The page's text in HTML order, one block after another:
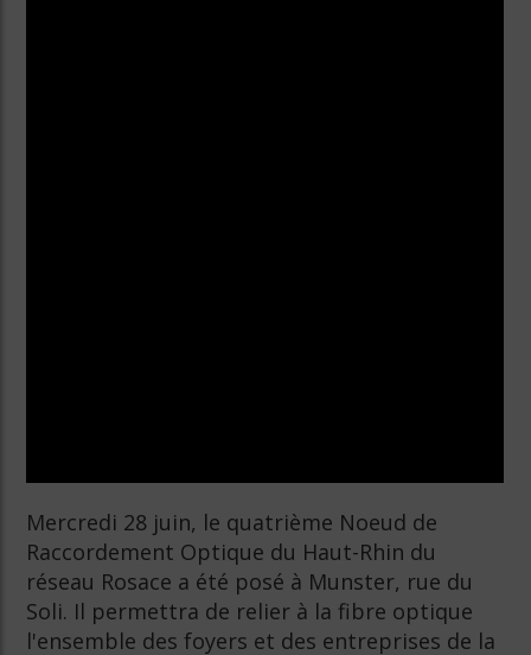
Mercredi 28 juin, le quatrième Noeud de
Raccordement Optique du Haut-Rhin du
réseau Rosace a été posé à Munster, rue du
Soli. Il permettra de relier à la fibre optique
l'ensemble des foyers et des entreprises de la